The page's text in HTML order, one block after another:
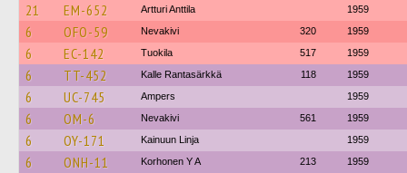
21 EM-652 Artturi Anttila 1959
6 OFO-59 Nevakivi 320 1959
6 EC-142 Tuokila 517 1959
6 TT-452 Kalle Rantasärkkä 118 1959
6 UC-745 Ampers 1959
6 OM-6 Nevakivi 561 1959
6 OY-171 Kainuun Linja 1959
6 ONH-11 Korhonen Y A 213 1959